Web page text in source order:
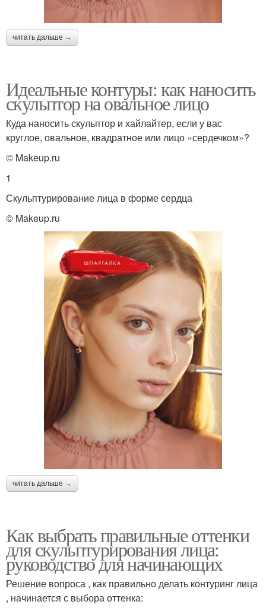
читать дальше →
Идеальные контуры: как наносить
скульптор на овальное лицо
Куда наносить скульптор и хайлайтер, если у вас
круглое, овальное, квадратное или лицо «сердечком»?
© Makeup.ru
1
Скульптурирование лица в форме сердца
© Makeup.ru
читать дальше →
Как выбрать правильные оттенки
для скульптурирования лица:
руководство для начинающих
Решение вопроса , как правильно делать контуринг лица
, начинается с выбора оттенка: